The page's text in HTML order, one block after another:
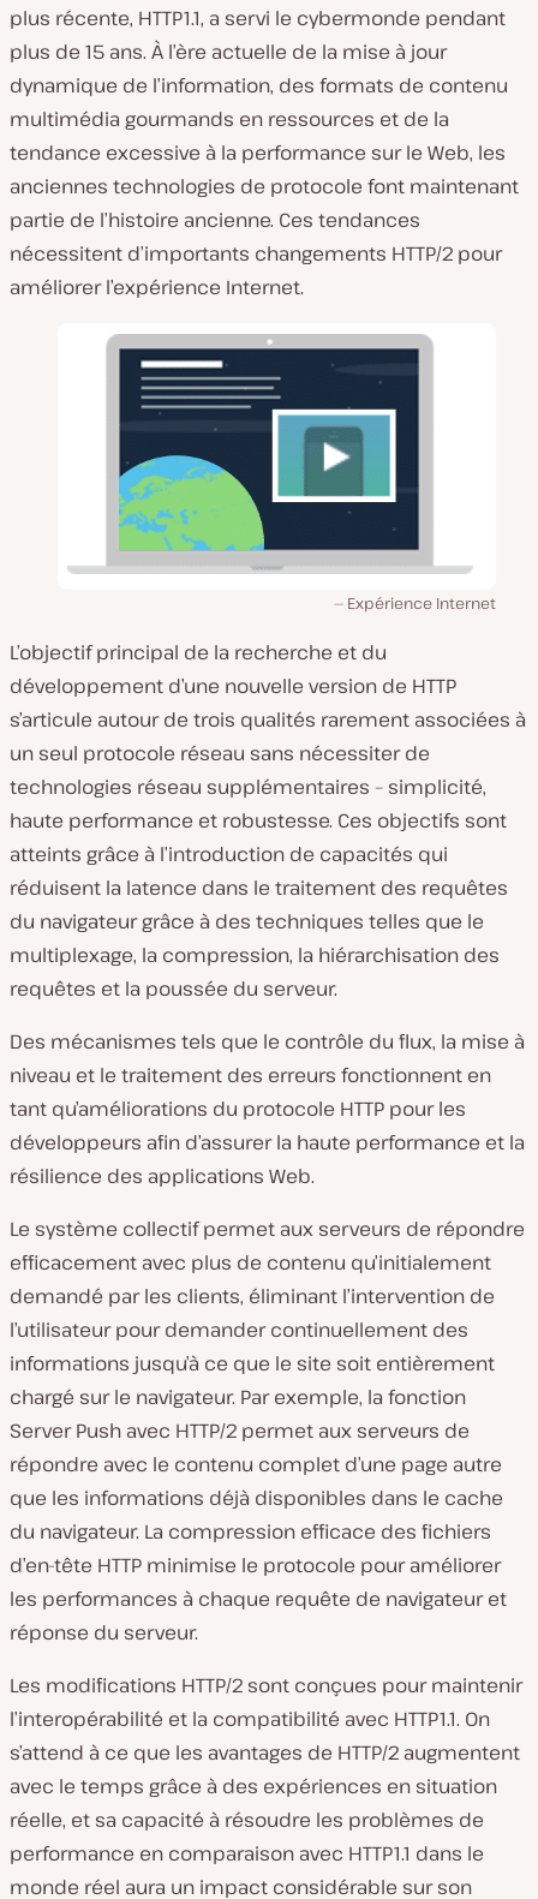
plus récente, HTTP1.1, a servi le cybermonde pendant
plus de 15 ans. À l’ère actuelle de la mise à jour
dynamique de l’information, des formats de contenu
multimédia gourmands en ressources et de la
tendance excessive à la performance sur le Web, les
anciennes technologies de protocole font maintenant
partie de l’histoire ancienne. Ces tendances
nécessitent d’importants changements HTTP/2 pour
améliorer l’expérience Internet.
Expérience Internet
L’objectif principal de la recherche et du
développement d’une nouvelle version de HTTP
s’articule autour de trois qualités rarement associées à
un seul protocole réseau sans nécessiter de
technologies réseau supplémentaires – simplicité,
haute performance et robustesse. Ces objectifs sont
atteints grâce à l’introduction de capacités qui
réduisent la latence dans le traitement des requêtes
du navigateur grâce à des techniques telles que le
multiplexage, la compression, la hiérarchisation des
requêtes et la poussée du serveur.
Des mécanismes tels que le contrôle du flux, la mise à
niveau et le traitement des erreurs fonctionnent en
tant qu’améliorations du protocole HTTP pour les
développeurs afin d’assurer la haute performance et la
résilience des applications Web.
Le système collectif permet aux serveurs de répondre
efficacement avec plus de contenu qu’initialement
demandé par les clients, éliminant l’intervention de
l’utilisateur pour demander continuellement des
informations jusqu’à ce que le site soit entièrement
chargé sur le navigateur. Par exemple, la fonction
Server Push avec HTTP/2 permet aux serveurs de
répondre avec le contenu complet d’une page autre
que les informations déjà disponibles dans le cache
du navigateur. La compression efficace des fichiers
d’en-tête HTTP minimise le protocole pour améliorer
les performances à chaque requête de navigateur et
réponse du serveur.
Les modifications HTTP/2 sont conçues pour maintenir
l’interopérabilité et la compatibilité avec HTTP1.1. On
s’attend à ce que les avantages de HTTP/2 augmentent
avec le temps grâce à des expériences en situation
réelle, et sa capacité à résoudre les problèmes de
performance en comparaison avec HTTP1.1 dans le
monde réel aura un impact considérable sur son